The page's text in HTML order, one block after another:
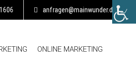
anfragen@mainwunder.de
ONLINE MARKETING